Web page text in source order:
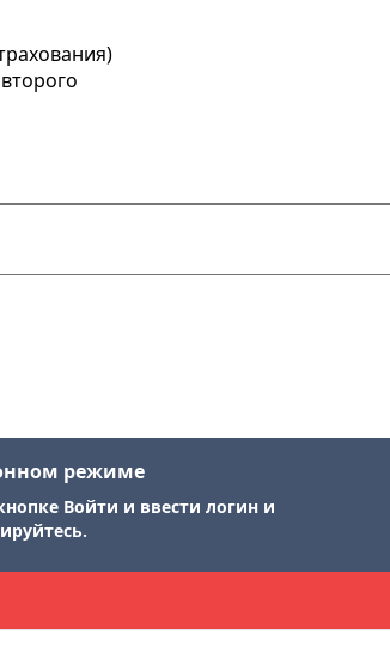
режиме
Войти и ввести логин и